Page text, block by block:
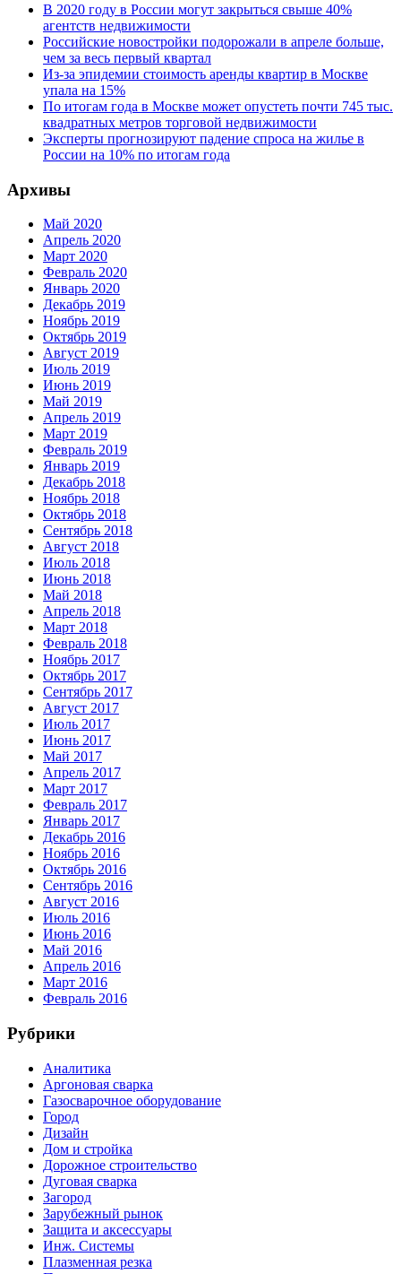
В 2020 году в России могут закрыться свыше 40%
агентств недвижимости
Российские новостройки подорожали в апреле больше,
чем за весь первый квартал
Из-за эпидемии стоимость аренды квартир в Москве
упала на 15%
По итогам года в Москве может опустеть почти 745 тыс.
квадратных метров торговой недвижимости
Эксперты прогнозируют падение спроса на жилье в
России на 10% по итогам года
Архивы
Май 2020
Апрель 2020
Март 2020
Февраль 2020
Январь 2020
Декабрь 2019
Ноябрь 2019
Октябрь 2019
Август 2019
Июль 2019
Июнь 2019
Май 2019
Апрель 2019
Март 2019
Февраль 2019
Январь 2019
Декабрь 2018
Ноябрь 2018
Октябрь 2018
Сентябрь 2018
Август 2018
Июль 2018
Июнь 2018
Май 2018
Апрель 2018
Март 2018
Февраль 2018
Ноябрь 2017
Октябрь 2017
Сентябрь 2017
Август 2017
Июль 2017
Июнь 2017
Май 2017
Апрель 2017
Март 2017
Февраль 2017
Январь 2017
Декабрь 2016
Ноябрь 2016
Октябрь 2016
Сентябрь 2016
Август 2016
Июль 2016
Июнь 2016
Май 2016
Апрель 2016
Март 2016
Февраль 2016
Рубрики
Аналитика
Аргоновая сварка
Газосварочное оборудование
Город
Дизайн
Дом и стройка
Дорожное строительство
Дуговая сварка
Загород
Зарубежный рынок
Защита и аксессуары
Инж. Системы
Плазменная резка